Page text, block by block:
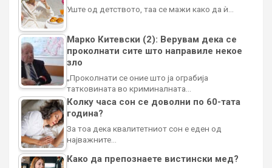
Уште од детството, таа се мажи како да ѝ…
Марко Китевски (2): Верувам дека се
проколнати сите што направиле некое
зло
„Проколнати се оние што ја ограбија
татковината во криминалната…
Колку часа сон се доволни по 60-тата
година?
За тоа дека квалитетниот сон е еден од
најважните…
Како да препознаете вистински мед?